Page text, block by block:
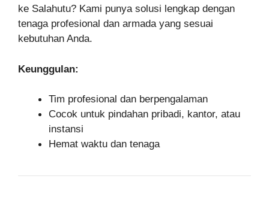
ke Salahutu? Kami punya solusi lengkap dengan
tenaga profesional dan armada yang sesuai
kebutuhan Anda.
Keunggulan:
Tim profesional dan berpengalaman
Cocok untuk pindahan pribadi, kantor, atau
instansi
Hemat waktu dan tenaga